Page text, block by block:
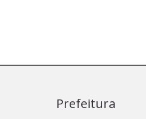
Prefeitura